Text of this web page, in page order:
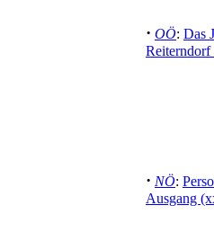
· OÖ: Das
· NÖ:
Ausgang